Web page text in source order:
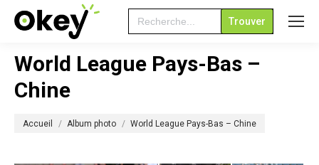
Search
for:
World League Pays-Bas –
Chine
Accueil Album photo World League Pays-Bas – Chine